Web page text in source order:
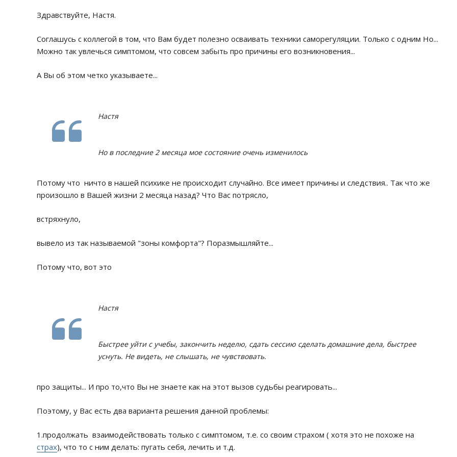
Здравствуйте, Настя.
Соглашусь с коллегой в том, что Вам будет полезно осваивать техники саморегуляции. Только с одним Но...
Можно так увлечься симптомом, что совсем забыть про причины его возникновения...
А Вы об этом четко указываете...
Настя
Но в последние 2 месяца мое состояние очень изменилось
Потому что ничто в нашей психике не происходит случайно. Все имеет причины и следствия.. Так что же
произошло в Вашей жизни 2 месяца назад? Что Вас потрясло,
встряхнуло,
вывело из так называемой "зоны комфорта"? Поразмышляйте...
Потому что, вот это
Настя
Быстрее уйти с учебы, закончить неделю, сдать сессию сделать домашние дела, быстрее
уснуть. Не видеть, не слышать, не чувствовать.
про защиты... И про то,что Вы не знаете как на этот вызов судьбы реагировать...
Поэтому, у Вас есть два варианта решения данной проблемы:
1.продолжать взаимодействовать только с симптомом, т.е. со своим страхом ( хотя это не похоже на
страх), что то с ним делать: пугать себя, лечить и т.д.